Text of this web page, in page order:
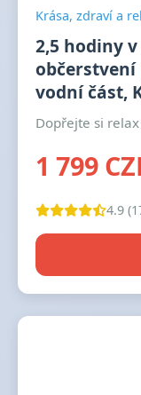
Krása, zdraví a
2,5 hodiny
občerstvení
vodní část,
Dopřejte si
1 799
4.9